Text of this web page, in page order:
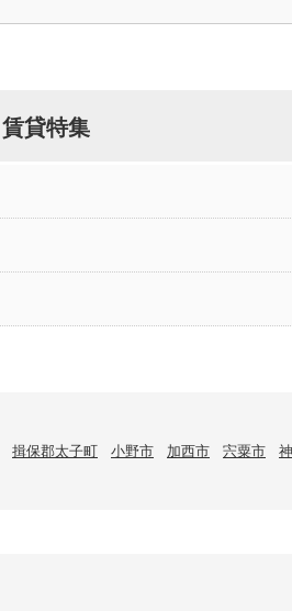
賃貸特集
揖保郡太子町 小野市 加西市 宍粟市